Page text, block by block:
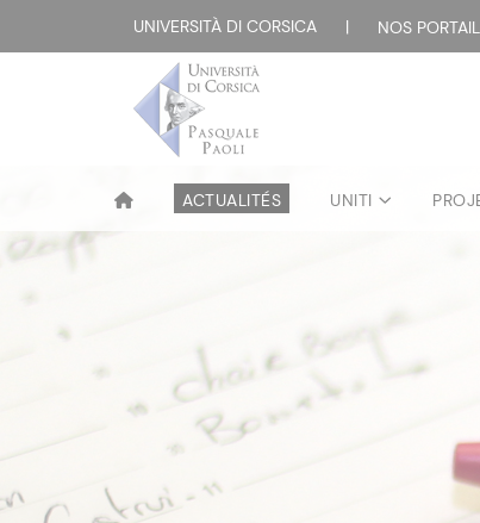
UNIVERSITÀ DI CORSICA | NOS
ACTUALITÉS UNITI